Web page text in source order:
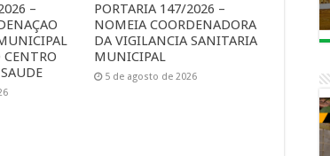
–
CENTRO
PORTARIA 147/2026 –
NOMEIA COORDENADORA
DA VIGILANCIA SANITARIA
MUNICIPAL
5 de agosto de 2026